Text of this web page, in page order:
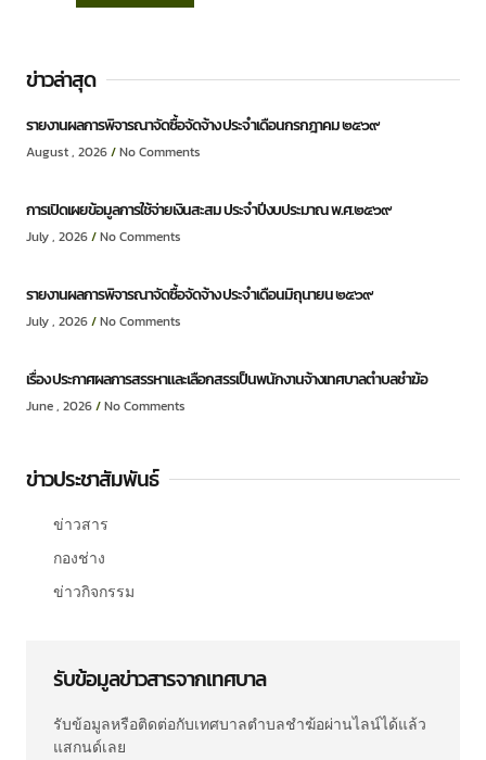
ข่าวล่าสุด
รายงานผลการพิจารณาจัดซื้อจัดจ้าง ประจำเดือนกรกฎาคม ๒๕๖๙
August , 2026 No Comments
การเปิดเผยข้อมูลการใช้จ่ายเงินสะสม ประจำปีงบประมาณ พ.ศ.๒๕๖๙
July , 2026 No Comments
รายงานผลการพิจารณาจัดซื้อจัดจ้าง ประจำเดือนมิถุนายน ๒๕๖๙
July , 2026 No Comments
เรื่อง ประกาศผลการสรรหาและเลือกสรรเป็นพนักงานจ้างเทศบาลตำบลชำฆ้อ
June , 2026 No Comments
ข่าวประชาสัมพันธ์
ข่าวสาร
กองช่าง
ข่าวกิจกรรม
รับข้อมูลข่าวสารจากเทศบาล
รับข้อมูลหรือติดต่อกับเทศบาลตำบลชำฆ้อผ่านไลน์ได้แล้ว
แสกนด์เลย